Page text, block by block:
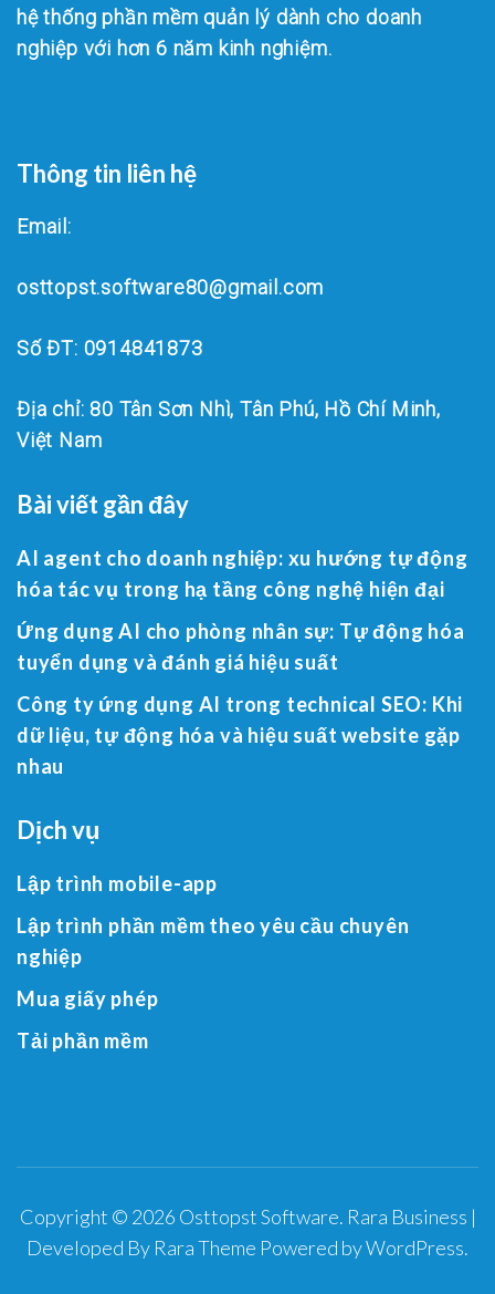
hệ thống phần mềm quản lý dành cho doanh
nghiệp với hơn 6 năm kinh nghiệm.
Thông tin liên hệ
Email:
osttopst.software80@gmail.com
Số ĐT: 0914841873
Địa chỉ: 80 Tân Sơn Nhì, Tân Phú, Hồ Chí Minh,
Việt Nam
Bài viết gần đây
AI agent cho doanh nghiệp: xu hướng tự động
hóa tác vụ trong hạ tầng công nghệ hiện đại
Ứng dụng AI cho phòng nhân sự: Tự động hóa
tuyển dụng và đánh giá hiệu suất
Công ty ứng dụng AI trong technical SEO: Khi
dữ liệu, tự động hóa và hiệu suất website gặp
nhau
Dịch vụ
Lập trình mobile-app
Lập trình phần mềm theo yêu cầu chuyên
nghiệp
Mua giấy phép
Tải phần mềm
Copyright © 2026 Osttopst Software. Rara Business |
Developed By Rara Theme Powered byWordPress.